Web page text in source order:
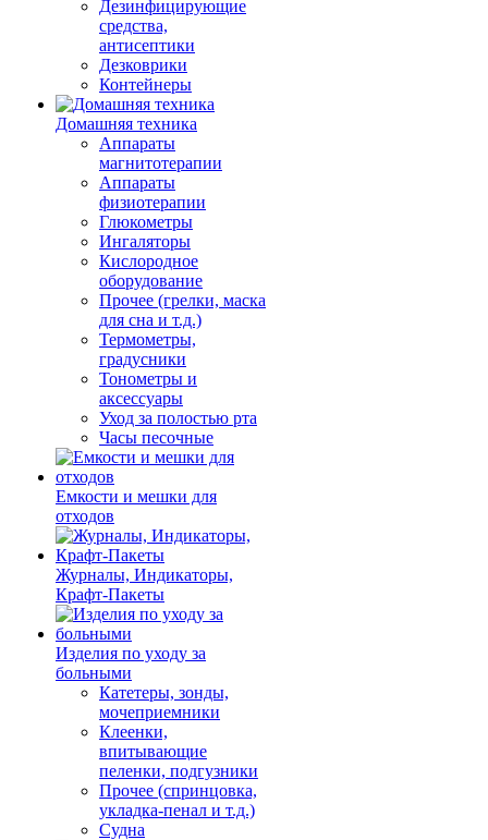
Дезинфицирующие
средства,
антисептики
Дезковрики
Контейнеры
Домашняя техника
Аппараты
магнитотерапии
Аппараты
физиотерапии
Глюкометры
Ингаляторы
Кислородное
оборудование
Прочее (грелки, маска
для сна и т.д.)
Термометры,
градусники
Тонометры и
аксессуары
Уход за полостью рта
Часы песочные
Емкости и мешки для
отходов
Журналы, Индикаторы,
Крафт-Пакеты
Изделия по уходу за
больными
Катетеры, зонды,
мочеприемники
Клеенки,
впитывающие
пеленки, подгузники
Прочее (спринцовка,
укладка-пенал и т.д.)
Судна